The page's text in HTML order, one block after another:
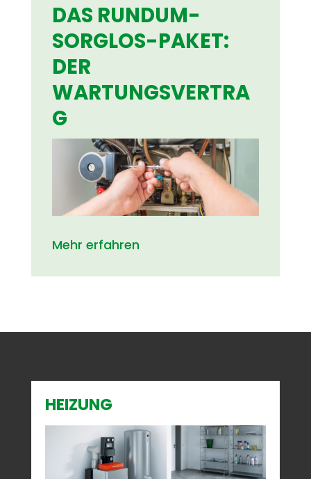
DAS RUNDUM-
SORGLOS-PAKET:
DER
WARTUNGSVERTRA
G
Mehr erfahren
HEIZUNG